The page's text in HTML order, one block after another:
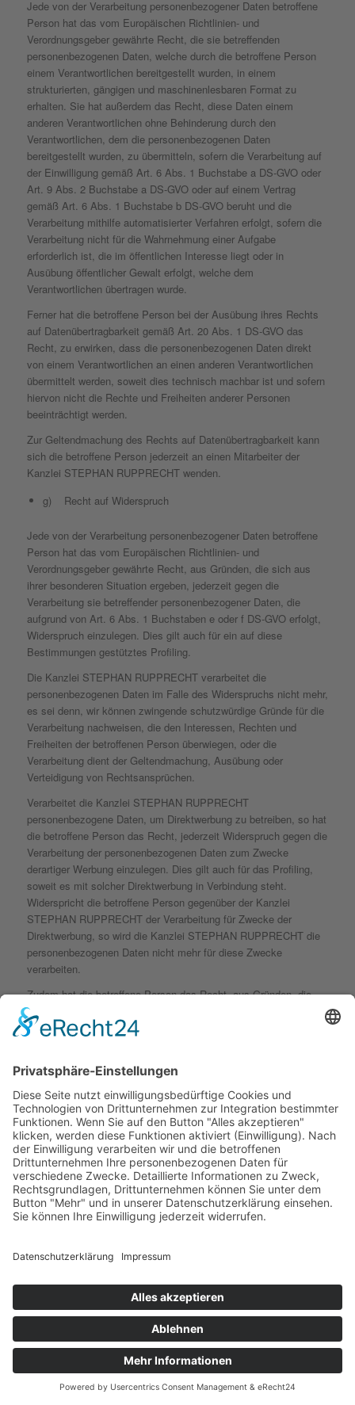
Jede von der Verarbeitung personenbezogener Daten betroffene
Person hat das vom Europäischen Richtlinien- und
Verordnungsgeber gewährte Recht, die sie betreffenden
personenbezogenen Daten, welche durch die betroffene Person
einem Verantwortlichen bereitgestellt wurden, in einem
strukturierten, gängigen und maschinenlesbaren Format zu
erhalten. Sie hat außerdem das Recht, diese Daten einem
anderen Verantwortlichen ohne Behinderung durch den
Verantwortlichen, dem die personenbezogenen Daten
bereitgestellt wurden, zu übermitteln, sofern die Verarbeitung auf
der Einwilligung gemäß Art. 6 Abs. 1 Buchstabe a DS-GVO oder
Art. 9 Abs. 2 Buchstabe a DS-GVO oder auf einem Vertrag
gemäß Art. 6 Abs. 1 Buchstabe b DS-GVO beruht und die
Verarbeitung mithilfe automatisierter Verfahren erfolgt, sofern die
Verarbeitung nicht für die Wahrnehmung einer Aufgabe
erforderlich ist, die im öffentlichen Interesse liegt oder in
Ausübung öffentlicher Gewalt erfolgt, welche dem
Verantwortlichen übertragen wurde.
Ferner hat die betroffene Person bei der Ausübung ihres Rechts
auf Datenübertragbarkeit gemäß Art. 20 Abs. 1 DS-GVO das
Recht, zu erwirken, dass die personenbezogenen Daten direkt
von einem Verantwortlichen an einen anderen Verantwortlichen
übermittelt werden, soweit dies technisch machbar ist und sofern
hiervon nicht die Rechte und Freiheiten anderer Personen
beeinträchtigt werden.
Zur Geltendmachung des Rechts auf Datenübertragbarkeit kann
sich die betroffene Person jederzeit an einen Mitarbeiter der
Kanzlei STEPHAN RUPPRECHT wenden.
g) Recht auf Widerspruch
Jede von der Verarbeitung personenbezogener Daten betroffene
Person hat das vom Europäischen Richtlinien- und
Verordnungsgeber gewährte Recht, aus Gründen, die sich aus
ihrer besonderen Situation ergeben, jederzeit gegen die
Verarbeitung sie betreffender personenbezogener Daten, die
aufgrund von Art. 6 Abs. 1 Buchstaben e oder f DS-GVO erfolgt,
Widerspruch einzulegen. Dies gilt auch für ein auf diese
Bestimmungen gestütztes Profiling.
Die Kanzlei STEPHAN RUPPRECHT verarbeitet die
personenbezogenen Daten im Falle des Widerspruchs nicht mehr,
es sei denn, wir können zwingende schutzwürdige Gründe für die
Verarbeitung nachweisen, die den Interessen, Rechten und
Freiheiten der betroffenen Person überwiegen, oder die
Verarbeitung dient der Geltendmachung, Ausübung oder
Verteidigung von Rechtsansprüchen.
Verarbeitet die Kanzlei STEPHAN RUPPRECHT
personenbezogene Daten, um Direktwerbung zu betreiben, so hat
die betroffene Person das Recht, jederzeit Widerspruch gegen die
Verarbeitung der personenbezogenen Daten zum Zwecke
derartiger Werbung einzulegen. Dies gilt auch für das Profiling,
soweit es mit solcher Direktwerbung in Verbindung steht.
Widerspricht die betroffene Person gegenüber der Kanzlei
STEPHAN RUPPRECHT der Verarbeitung für Zwecke der
Direktwerbung, so wird die Kanzlei STEPHAN RUPPRECHT die
personenbezogenen Daten nicht mehr für diese Zwecke
verarbeiten.
Zudem hat die betroffene Person das Recht, aus Gründen, die
sich aus ihrer besonderen Situation ergeben, gegen die sie
betreffende Verarbeitung personenbezogener Daten, die bei der
gemäß Art. 89 Abs. 1 DS-GVO erfolgen, Widerspruch einzulegen,
es sei denn, eine solche Verarbeitung ist zur Erfüllung einer im
öffentlichen Interesse liegenden Aufgabe erforderlich.
Zur Ausübung des Rechts auf Widerspruch kann sich die
betroffene Person direkt jeden Mitarbeiter der Kanzlei STEPHAN
RUPPRECHT oder einen anderen Mitarbeiter wenden. Der
betroffenen Person steht es ferner frei, im Zusammenhang mit
der Nutzung von Diensten der Informationsgesellschaft,
ungeachtet der Richtlinie 2002/58/EG, ihr Widerspruchsrecht
technische Spezifikationen verwendet werden.
einschließlich Profiling
Jede von der Verarbeitung personenbezogener Daten betroffene
Person hat das vom Europäischen Richtlinien- und
Verordnungsgeber gewährte Recht, nicht einer ausschließlich auf
einer automatisierten Verarbeitung — einschließlich Profiling —